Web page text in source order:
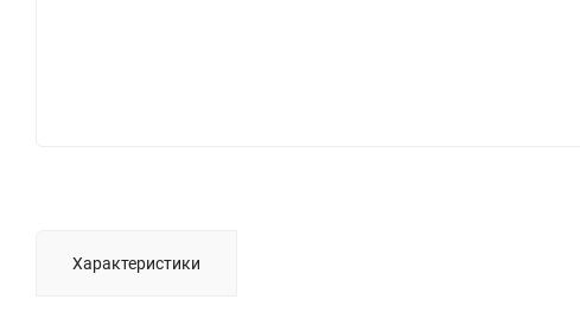
Характеристики